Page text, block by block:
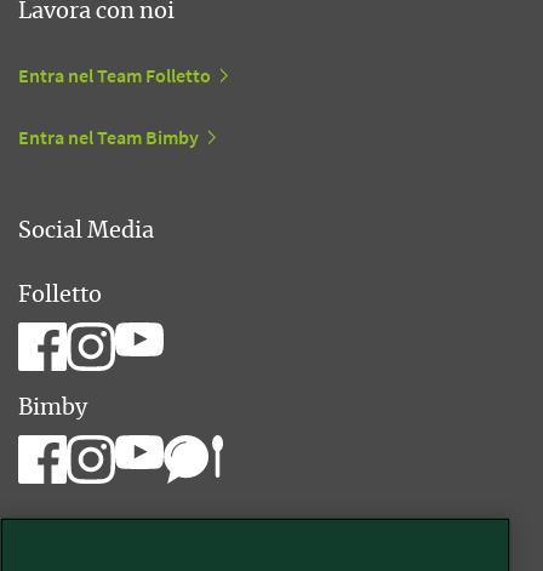
Lavora con noi
Entra nel Team Folletto
Entra nel Team Bimby
Social Media
Folletto
Bimby